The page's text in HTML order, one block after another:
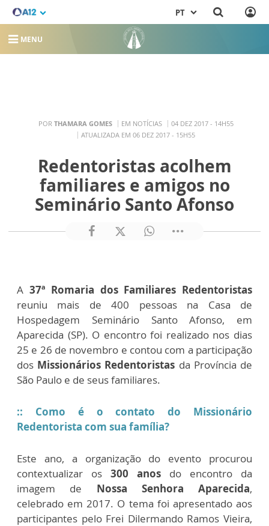
PT
MENU
POR THAMARA GOMES EM NOTÍCIAS
04 DEZ 2017 - 14H55
ATUALIZADA EM 06 DEZ 2017 - 15H55
Redentoristas acolhem
familiares e amigos no
Seminário Santo Afonso
A 37ª Romaria dos Familiares Redentoristas
reuniu mais de 400 pessoas na Casa de
Hospedagem Seminário Santo Afonso, em
Aparecida (SP). O encontro foi realizado nos dias
25 e 26 de novembro e contou com a participação
dos Missionários Redentoristas da Província de
São Paulo e de seus familiares.
:: Como é o contato do Missionário
Redentorista com sua família?
Este ano, a organização do evento procurou
contextualizar os 300 anos do encontro da
imagem de Nossa Senhora Aparecida,
celebrado em 2017. O tema foi apresentado aos
participantes pelo Frei Dilermando Ramos Vieira,